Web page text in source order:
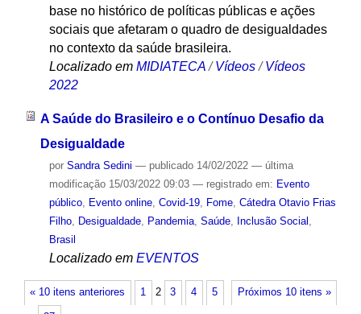
base no histórico de políticas públicas e ações
sociais que afetaram o quadro de desigualdades
no contexto da saúde brasileira.
Localizado em MIDIATECA /Vídeos /Vídeos
2022
A Saúde do Brasileiro e o Contínuo Desafio da
Desigualdade
por Sandra Sedini — publicado14/02/2022 — última
modificação15/03/2022 09:03 — registrado em: Evento
público, Evento online, Covid-19, Fome, Cátedra Otavio Frias
Filho, Desigualdade, Pandemia, Saúde, Inclusão Social ,
Brasil
Localizado em EVENTOS
« 10 itens anteriores Próximos 10 itens »
1 2 3 4 5